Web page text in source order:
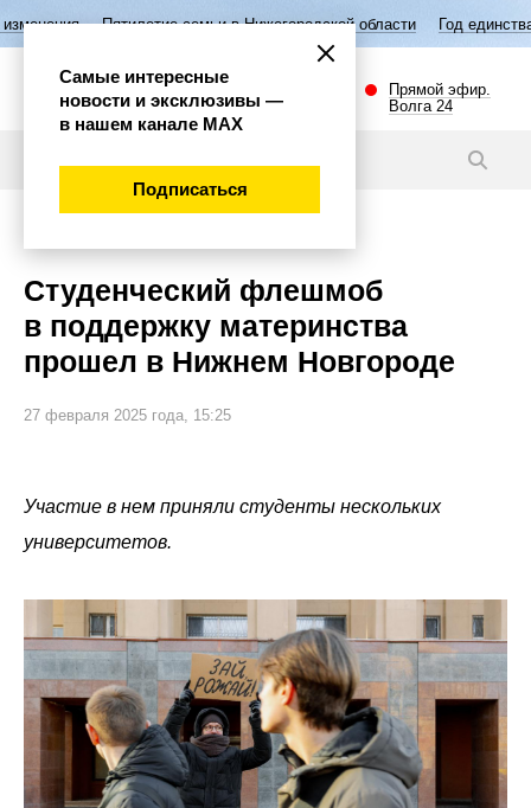
семьи в Нижегородской области Год единства народов России
Прямой эфир.
Волга 24
Студенческий флешмоб
в поддержку материнства
прошел в Нижнем Новгороде
27 февраля 2025 года, 15:25
Участие в нем приняли студенты нескольких
университетов.
Самые интересные
новости и эксклюзивы —
в нашем канале МАХ
Подписаться